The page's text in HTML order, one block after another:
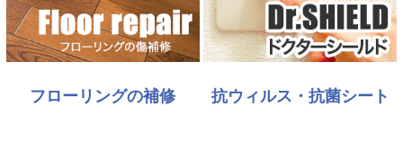
フローリングの補修 抗ウィルス・抗菌シート